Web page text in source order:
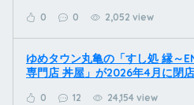
0 0 2,052 view
ゆめタウン丸亀の「すし処 縁～
専門店 丼屋」が2026年4月に閉
0 12 24,154 view